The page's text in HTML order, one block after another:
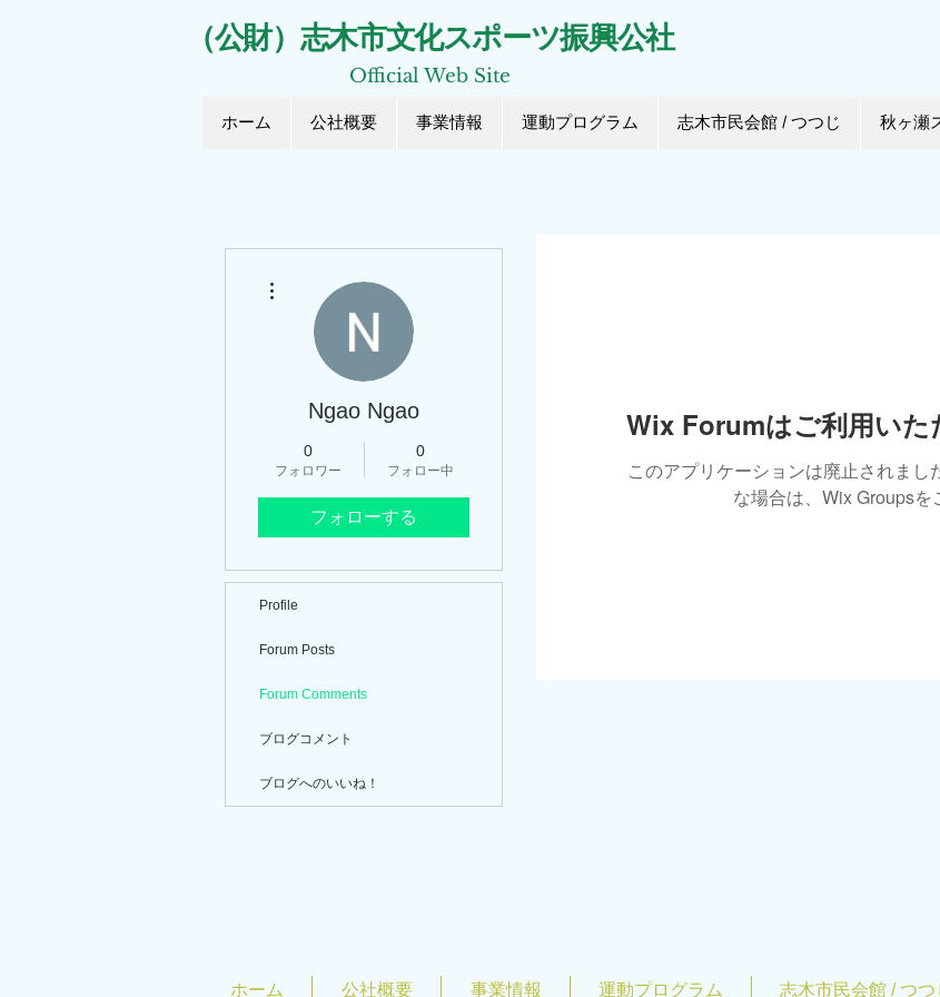
​（公財）志木市文化スポーツ振興公社
Official Web Site
ホーム 公社概要 事業情報 運動プログラム 志木市民会館 / つつじ 秋ヶ瀬
Wix Forumはご利用いた
このアプリケーションは廃止されま
な場合は、Wix Groupsを
Ngao Ngao
0
フォロワー
0
フォロー中
フォローする
Profile
Forum Posts
Forum Comments
ブログコメント
ブログへのいいね！
ホーム 公社概要 事業情報 運動プログラム 志木市民会館 / つつ